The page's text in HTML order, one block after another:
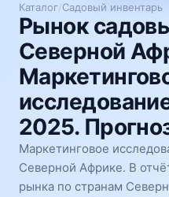
Каталог/Садовый инвентарь
Рынок
Северной
2025.
Маркетинговое
Северной Африке. В
рынка по странам